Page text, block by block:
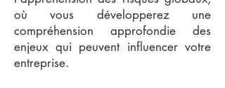
où vous développerez une
compréhension approfondie des
enjeux qui peuvent influencer votre
entreprise.